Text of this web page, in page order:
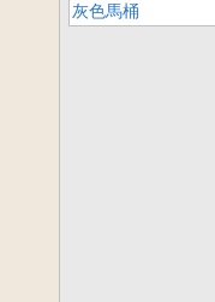
灰色馬桶